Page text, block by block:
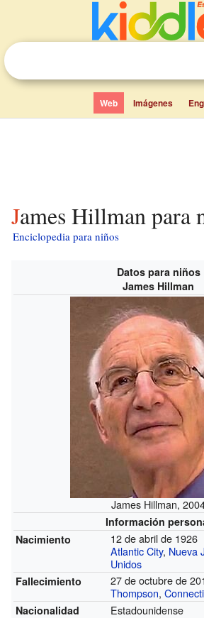
Web Imágenes
James Hillman para
Enciclopedia para niños
Datos para niños
James Hillman
James Hillman,
Información
Nacimiento
12 de abril de 1926
Atlantic City, Nueva
Unidos
Fallecimiento
27 de octubre de
Thompson,
Nacionalidad Estadounidense